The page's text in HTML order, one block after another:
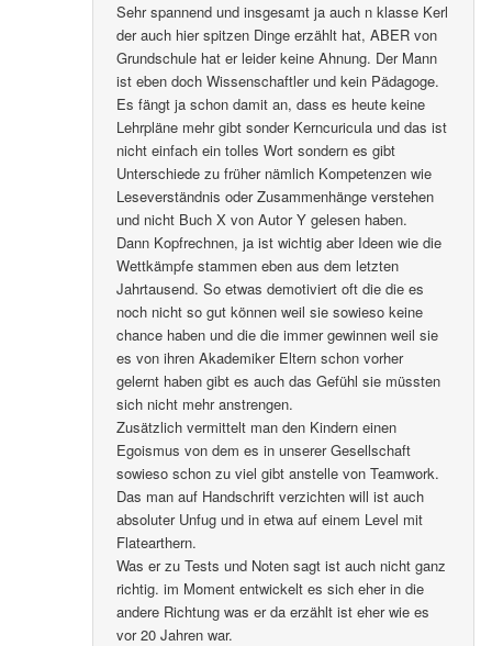
Sehr spannend und insgesamt ja auch n klasse Kerl
der auch hier spitzen Dinge erzählt hat, ABER von
Grundschule hat er leider keine Ahnung. Der Mann
ist eben doch Wissenschaftler und kein Pädagoge.
Es fängt ja schon damit an, dass es heute keine
Lehrpläne mehr gibt sonder Kerncuricula und das ist
nicht einfach ein tolles Wort sondern es gibt
Unterschiede zu früher nämlich Kompetenzen wie
Leseverständnis oder Zusammenhänge verstehen
und nicht Buch X von Autor Y gelesen haben.
Dann Kopfrechnen, ja ist wichtig aber Ideen wie die
Wettkämpfe stammen eben aus dem letzten
Jahrtausend. So etwas demotiviert oft die die es
noch nicht so gut können weil sie sowieso keine
chance haben und die die immer gewinnen weil sie
es von ihren Akademiker Eltern schon vorher
gelernt haben gibt es auch das Gefühl sie müssten
sich nicht mehr anstrengen.
Zusätzlich vermittelt man den Kindern einen
Egoismus von dem es in unserer Gesellschaft
sowieso schon zu viel gibt anstelle von Teamwork.
Das man auf Handschrift verzichten will ist auch
absoluter Unfug und in etwa auf einem Level mit
Flatearthern.
Was er zu Tests und Noten sagt ist auch nicht ganz
richtig. im Moment entwickelt es sich eher in die
andere Richtung was er da erzählt ist eher wie es
vor 20 Jahren war.